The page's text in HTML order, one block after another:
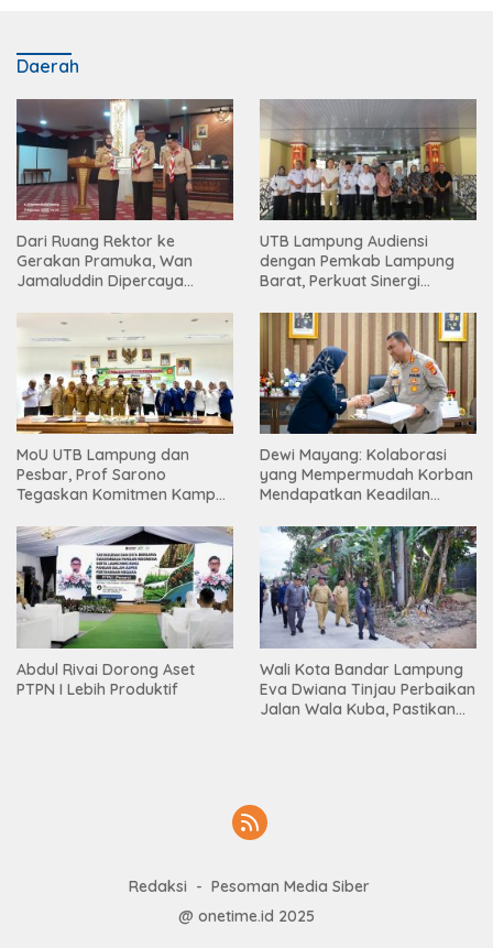
Daerah
Dari Ruang Rektor ke
Gerakan Pramuka, Wan
Jamaluddin Dipercaya
UTB Lampung Audiensi
dengan Pemkab Lampung
Barat, Perkuat Sinergi
Tinggi
MoU UTB Lampung dan
Pesbar, Prof Sarono
Tegaskan Komitmen Kampus
Masyarakat
Dewi Mayang: Kolaborasi
yang Mempermudah Korban
Mendapatkan Keadilan
Abdul Rivai Dorong Aset
PTPN I Lebih Produktif
Wali Kota Bandar Lampung
Eva Dwiana Tinjau Perbaikan
Jalan Wala Kuba, Pastikan
Redaksi
Pesoman Media Siber
@ onetime.id 2025